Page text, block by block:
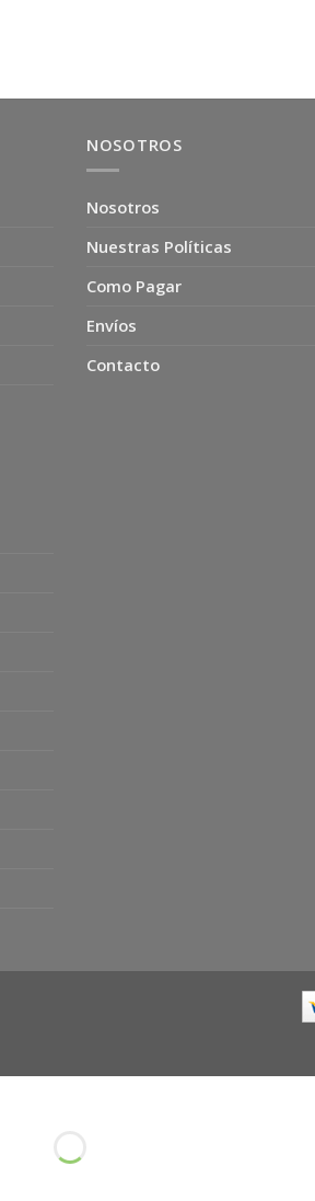
NOSOTROS
Nosotros
Nuestras Políticas
Como Pagar
Envíos
Contacto